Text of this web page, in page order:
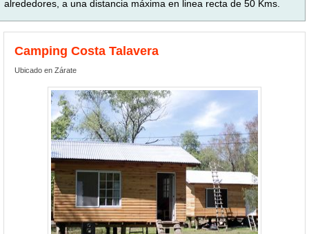
alrededores, a una distancia máxima en linea recta de 50 Kms.
Camping Costa Talavera
Ubicado en Zárate